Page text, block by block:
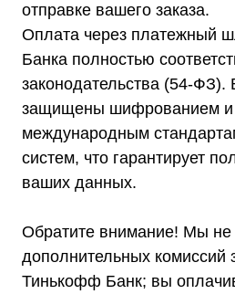
отправке вашего заказа.
Оплата через платежный
Банка полностью
законодательства (54-ФЗ).
защищены шифрованием и
международным
систем, что гарантирует
ваших данных.
Обратите внимание! Мы не
дополнительных комиссий
Тинькофф Банк; вы